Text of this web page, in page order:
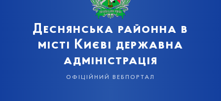
Деснянська районна в
місті Києві державна
адміністрація
офіційний вебпортал